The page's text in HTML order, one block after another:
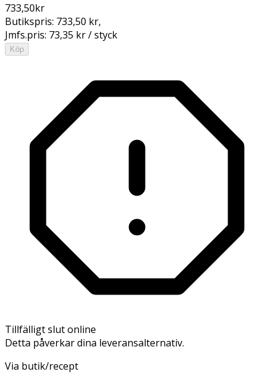
733,50kr
Butikspris: 733,50 kr,
Jmfs.pris: 73,35 kr / styck
Köp
Tillfälligt slut online
Detta påverkar dina leveransalternativ.
Via butik/recept